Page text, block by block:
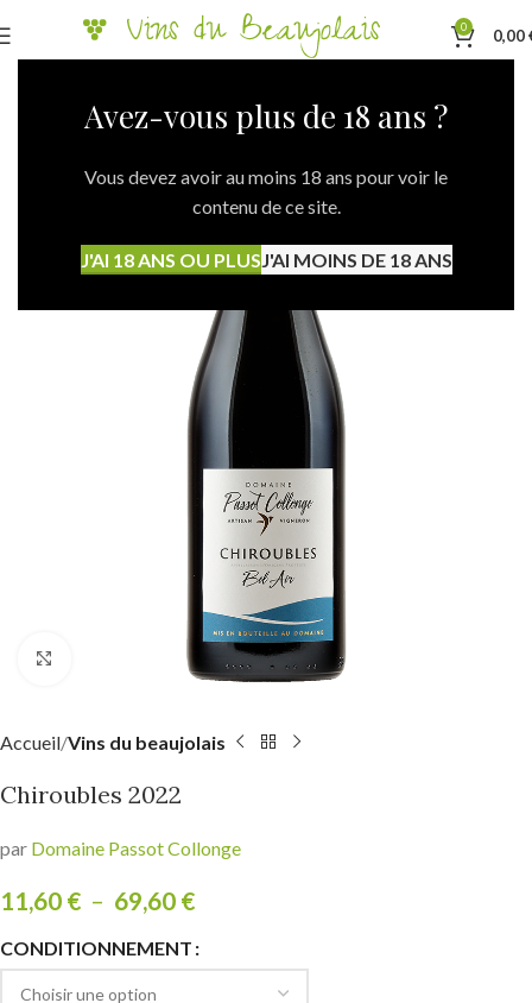
Avez-vous plus de 18 ans ?
Vous devez avoir au moins 18 ans pour voir le
contenu de ce site.
J'AI 18 ANS OU PLUSJ'AI MOINS DE 18 ANS
0 0,00
Click to enlarge
Accueil Vins du beaujolais
Chiroubles 2022
par Domaine Passot Collonge
11,60 € – 69,60 €
CONDITIONNEMENT